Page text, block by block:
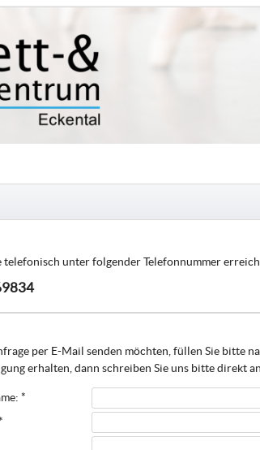
telefonisch unter folgender Telefonnummer
per E-Mail senden möchten, füllen Sie bitte
erhalten, dann schreiben Sie uns bitte direkt
*